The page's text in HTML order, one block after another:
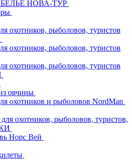
НОВА-ТУР
охотников, рыболовов, туристов
охотников, рыболовов, туристов
охотников, рыболовов, туристов
овчины
охотников и рыболовов NordMan
охотников, рыболовов, туристов,
Норс Вей